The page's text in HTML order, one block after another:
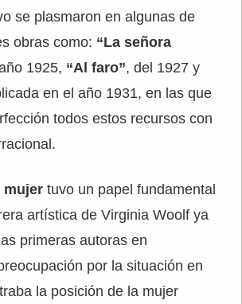
se plasmaron en algunas de
obras como: “La señora
1925, “Al faro”, del 1927 y
en el año 1931, en las que
todos estos recursos con
mujer tuvo un papel fundamental
artística de Virginia Woolf ya
primeras autoras en
por la situación en
la posición de la mujer